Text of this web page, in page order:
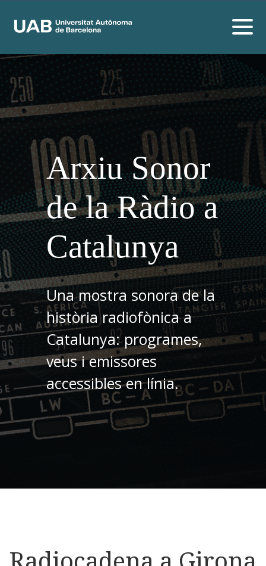
Arxiu Sonor
de la Ràdio a
Catalunya
Una mostra sonora de la
història radiofònica a
Catalunya: programes,
veus i emissores
accessibles en línia.